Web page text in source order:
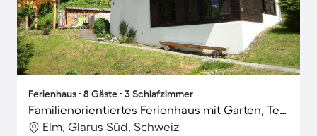
Ferienhaus ∙ 8 Gäste ∙ 3 Schlafzimmer
Familienorientiertes Ferienhaus mit Garten, Terrasse und Grill | Bergblick
Elm, Glarus Süd, Schweiz